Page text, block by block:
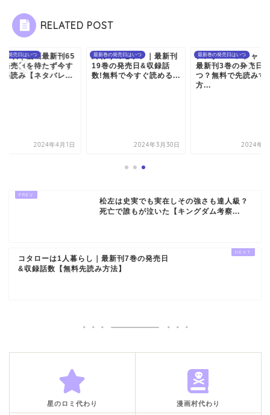
RELATED POST
の発売日はいつ
の唄｜漫画最新刊65
発売日を待たず今す
料読み【ネタバレ...
2024年4月1日
最新巻の発売日はいつ
終わりのセラフ｜最新刊
19巻の発売日&収録話
数!無料で今すぐ読める...
2024年3月30日
最新巻の発売日はいつ
アンダーニンジャ｜
最新刊3巻の発売日
つ？無料で先読みす
方...
2024年4
松左は史実でも実在しその強さも達人級？
死亡で誰もが泣いた【キングダム考察...
コタローは1人暮らし｜最新刊7巻の発売日
&収録話数【無料先読み方法】
星のロミ代わり 漫画村代わり